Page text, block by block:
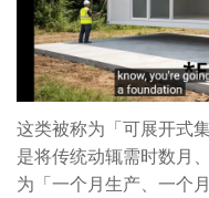
这类被称为「可展开式
是将传统动辄需时数月
为「一个月生产、一个